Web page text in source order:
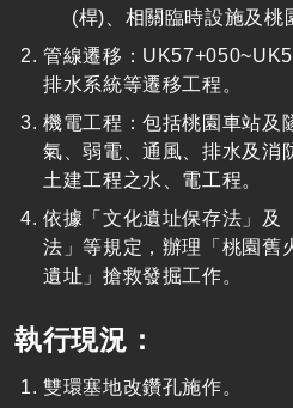
(桿)、相關臨時設施及桃
管線遷移：
排水系統等遷移工程 。
機電工程：包括桃園車站及
氣、弱電、通風、排水及消
土建工程之水、電工程。
依據「文化遺址保存法」及
法」等規定，辦理「桃園舊
遺址」搶救發掘工作。
執行現況：
雙環塞地改鑽孔施作。